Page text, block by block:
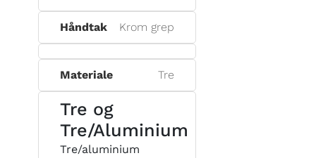
Håndtak Krom grep
Materiale Tre
Tre og
Tre/Aluminium
Tre/aluminium